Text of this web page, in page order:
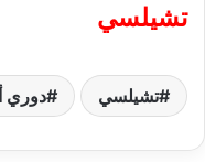
تشيلسي
تشيلسي دوري